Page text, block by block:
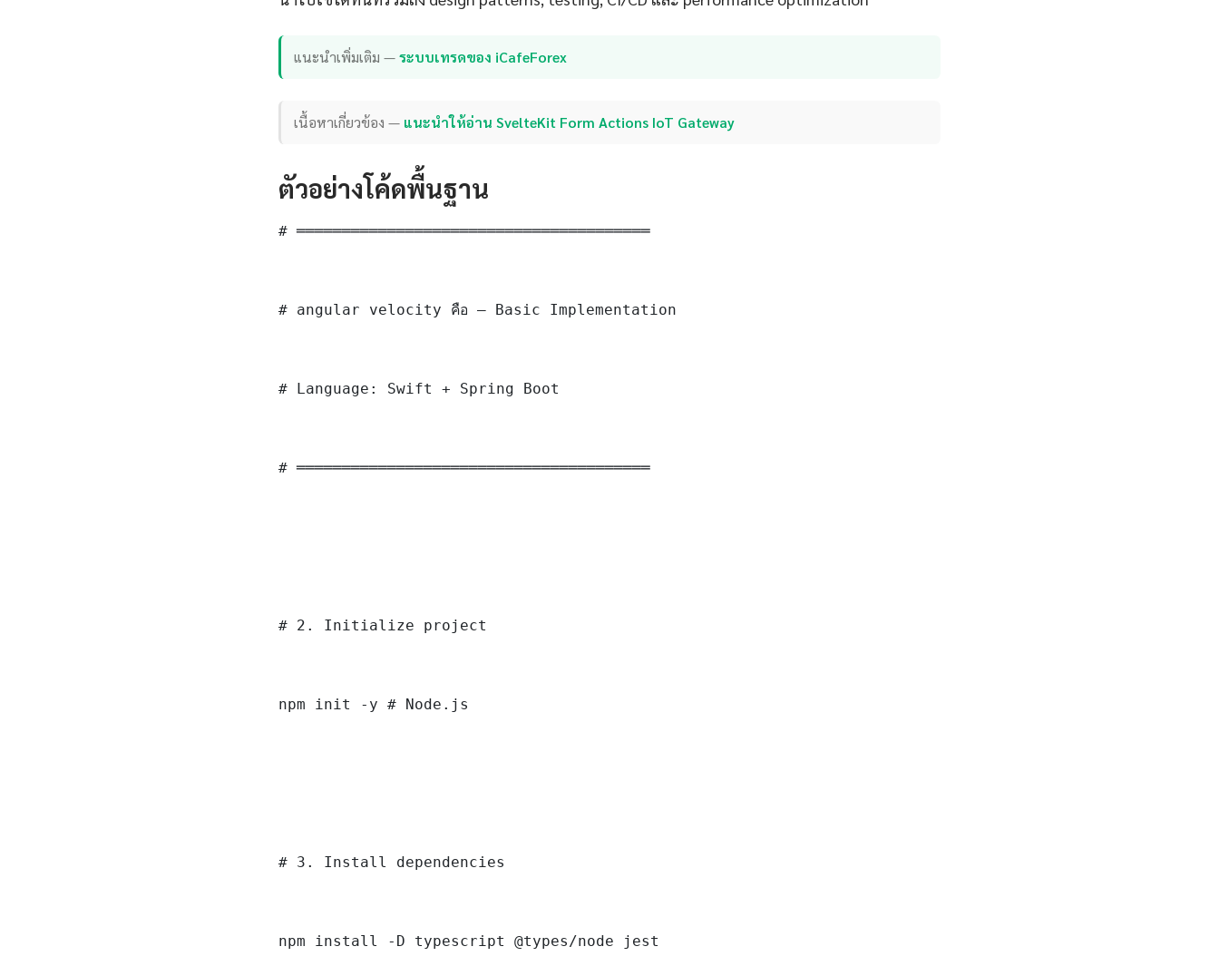
แนะนำเพิ่มเติม —ระบบเทรดของ iCafeForex
เนื้อหาเกี่ยวข้อง — แนะนำให้อ่าน SvelteKit Form Actions IoT Gateway
ตัวอย่างโค้ดพื้นฐาน
# ═══════════════════════════════════════
# angular velocity คือ — Basic Implementation
# Language: Swift + Spring Boot
# ═══════════════════════════════════════
# 2. Initialize project
npm init -y # Node.js
# 3. Install dependencies
npm install -D typescript @types/node jest